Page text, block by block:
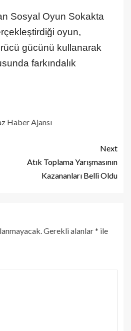
Sosyal Oyun Sokakta
oyun,
gücünü kullanarak
farkındalık
Haber Ajansı
Next
Atık Toplama Yarışmasının
Kazananları Belli Oldu
Gerekli alanlar* ile